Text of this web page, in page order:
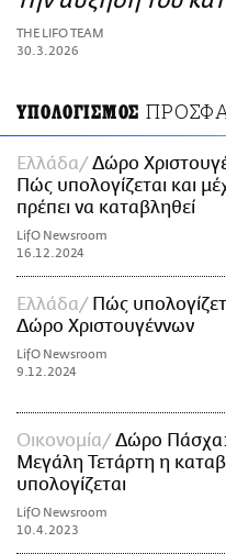
ΑΜΠΑ
PRINT
THE LIFO TEAM
30.3.2026
ΥΠΟΛΟΓΙΣΜΟΣ
Ελλάδα
Δώρο
Πώς υπολογίζεται και
πρέπει να καταβληθεί
LifO Newsroom
16.12.2024
Ελλάδα
Πώς
Δώρο Χριστουγέννων
LifO Newsroom
9.12.2024
Οικονομία
Δώρο
Μεγάλη Τετάρτη η
υπολογίζεται
LifO Newsroom
10.4.2023